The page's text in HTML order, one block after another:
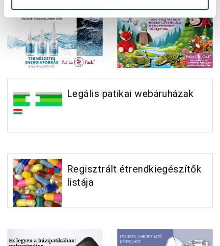
Legális patikai webáruházak
Regisztrált étrendkiegészítők
listája